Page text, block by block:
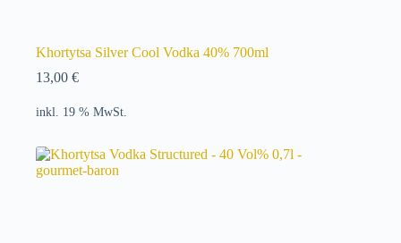
Khortytsa Silver Cool Vodka 40% 700ml
13,00 €
inkl. 19 % MwSt.